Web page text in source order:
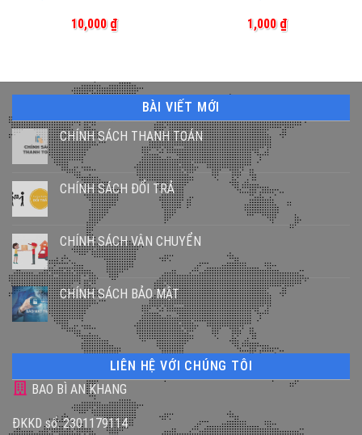
10,000 ₫ 1,000 ₫
BÀI VIẾT MỚI
CHÍNH SÁCH THANH TOÁN
CHÍNH SÁCH ĐỔI TRẢ
CHÍNH SÁCH VẬN CHUYỂN
CHÍNH SÁCH BẢO MẬT
LIÊN HỆ VỚI CHÚNG TÔI
BAO BÌ AN KHANG
ĐKKD số: 2301179114